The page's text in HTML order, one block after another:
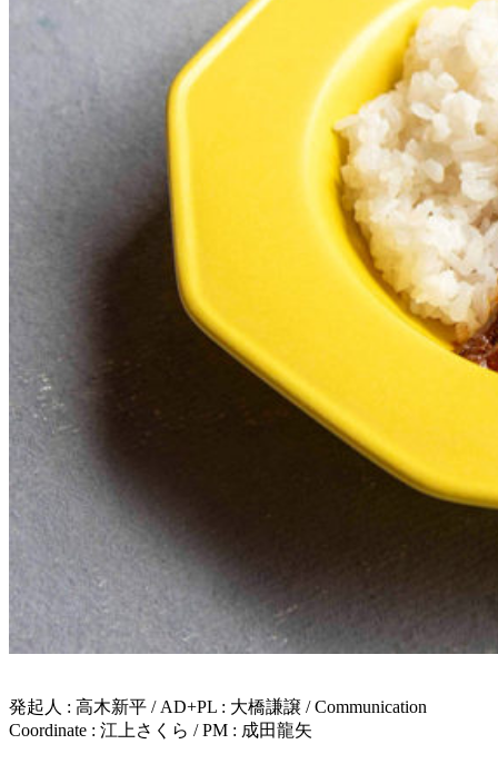
発起人 : 高木新平 / AD+PL : 大橋謙譲 / Communication
Coordinate : 江上さくら / PM : 成田龍矢